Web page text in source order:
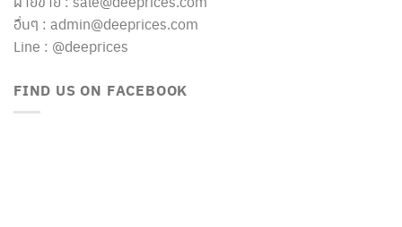
อื่นๆ : admin@deeprices.com
Line : @deeprices
FIND US ON FACEBOOK